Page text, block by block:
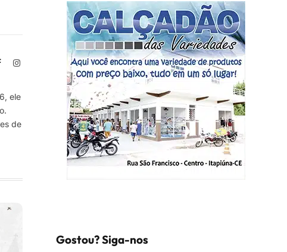
FacebookInstagram
ele
de
Gostou? Siga-nos